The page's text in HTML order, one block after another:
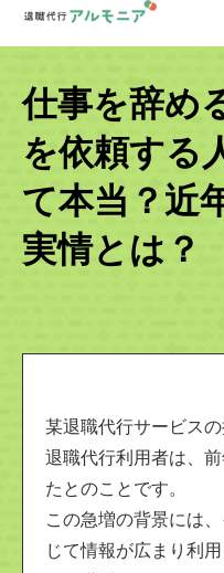
仕事を辞め
を依頼する
て本当？近
実情とは？
某退職代行サービス
退職代行利用者は、
たとのことです。
この急増の背景には
じて情報が広まり利